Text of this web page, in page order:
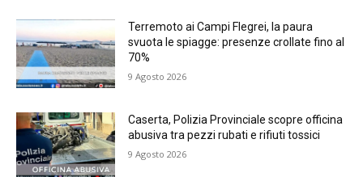
Terremoto ai Campi Flegrei, la paura
svuota le spiagge: presenze crollate fino al
70%
9 Agosto 2026
Caserta, Polizia Provinciale scopre officina
abusiva tra pezzi rubati e rifiuti tossici
9 Agosto 2026